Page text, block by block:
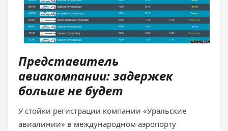
Представитель
авиакомпании: задержек
больше не будет
У стойки регистрации компании «Уральские
авиалинии» в международном аэропорту